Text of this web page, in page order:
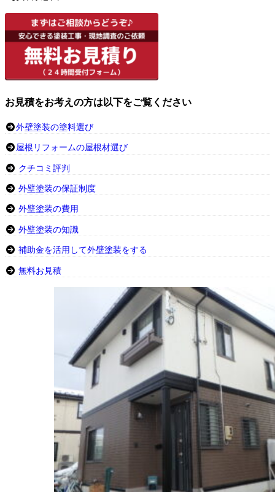
お見積をお考えの方は以下をご覧ください
外壁塗装の塗料選び
屋根リフォームの屋根材選び
クチコミ評判
外壁塗装の保証制度
外壁塗装の費用
外壁塗装の知識
補助金を活用して外壁塗装をする
無料お見積